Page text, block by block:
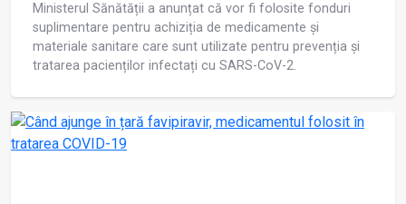
Ministerul Sănătății a anunțat că vor fi folosite fonduri
suplimentare pentru achiziția de medicamente și
materiale sanitare care sunt utilizate pentru prevenția și
tratarea pacienților infectați cu SARS-CoV-2.